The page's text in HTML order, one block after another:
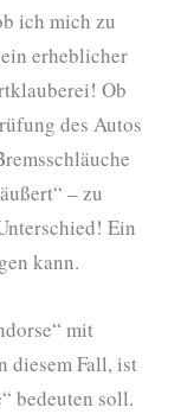
ich mich zu
erheblicher
Ob
des Autos
– zu
Ein
kann.
mit
diesem Fall, ist
bedeuten soll.